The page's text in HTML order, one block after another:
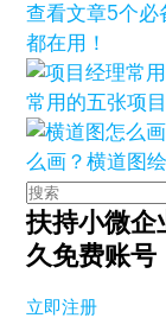
查看文章5个必
都在用！
常用的五张项
么画？横道图
扶持小微企
久免费账号
立即注册